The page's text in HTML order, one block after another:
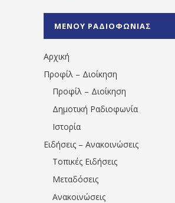
1531194763766854/"
ΜΕΝΟΥ ΡΑΔΙΟΦΩΝΙΑΣ
Αρχική
Προφίλ – Διοίκηση
Προφίλ – Διοίκηση
Δημοτική Ραδιοφωνία
Ιστορία
Ειδήσεις – Ανακοινώσεις
Τοπικές Ειδήσεις
Μεταδόσεις
Ανακοινώσεις